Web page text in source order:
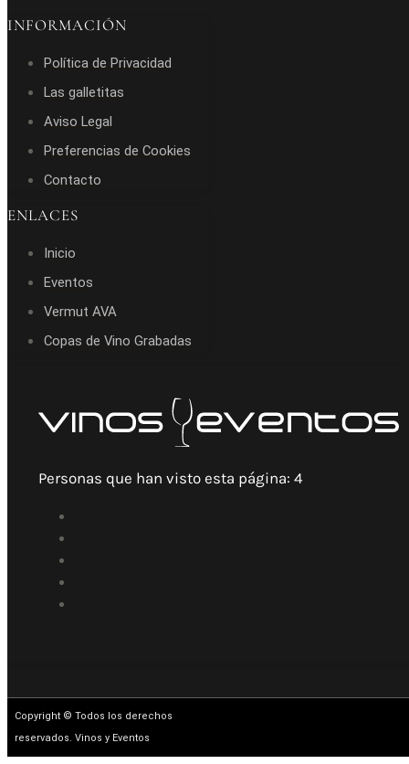
INFORMACIÓN
Política de Privacidad
Las galletitas
Aviso Legal
Preferencias de Cookies
Contacto
ENLACES
Inicio
Eventos
Vermut AVA
Copas de Vino Grabadas
Personas que han visto esta página: 4
Copyright © Todos los derechos
reservados. Vinos y Eventos